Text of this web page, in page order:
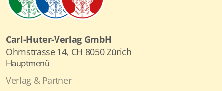
Carl-Huter-Verlag GmbH
Ohmstrasse 14, CH 8050 Zürich
Hauptmenü
Verlag & Partner